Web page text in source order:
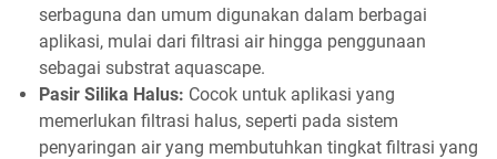
serbaguna dan umum digunakan dalam berbagai
aplikasi, mulai dari filtrasi air hingga penggunaan
sebagai substrat aquascape.
Pasir Silika Halus: Cocok untuk aplikasi yang
memerlukan filtrasi halus, seperti pada sistem
penyaringan air yang membutuhkan tingkat filtrasi yang